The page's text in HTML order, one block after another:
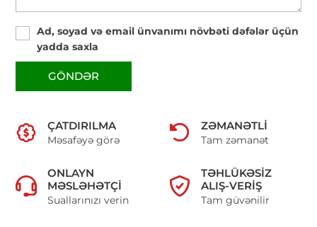
Ad, soyad və email ünvanımı növbəti dəfələr üçün
yadda saxla
GÖNDƏR
ÇATDIRILMA
Məsafəyə görə
ZƏMANƏTLI
Tam zəmanət
ONLAYN
MƏSLƏHƏTÇI
Suallarınızı verin
TƏHLÜKƏSIZ
ALIŞ-VERIŞ
Tam güvənilir